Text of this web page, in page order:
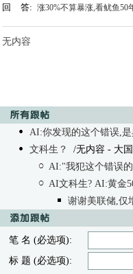
回 答: 涨30%不算暴涨,看鱿鱼50
无内容
AI:你发现的这个错误,
文科生？
/无内容 - 大
AI:"我犯这个错误
AI文科生? AI:黄金
谢谢美联储,仅
笔 名 (必选项):
标 题 (必选项):